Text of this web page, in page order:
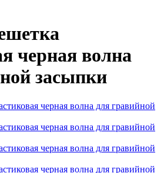
черная волна
засыпки